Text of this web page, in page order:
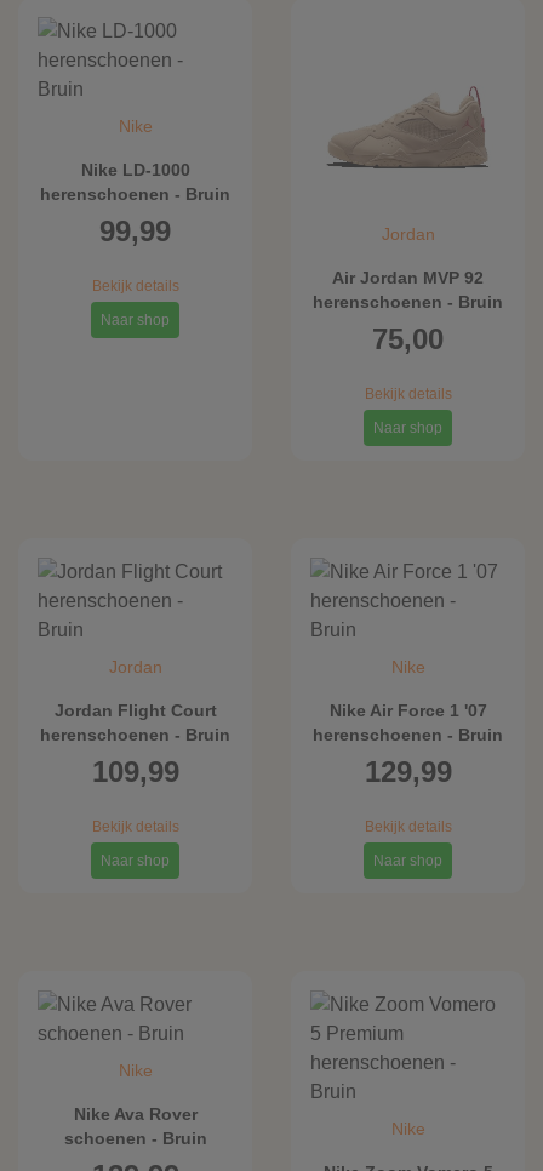
Nike
Nike LD-1000
herenschoenen - Bruin
99,99
Bekijk details
Naar shop
Jordan
Air Jordan MVP 92
herenschoenen - Bruin
75,00
Bekijk details
Naar shop
Jordan
Jordan Flight Court
herenschoenen - Bruin
109,99
Bekijk details
Naar shop
Nike
Nike Air Force 1 '07
herenschoenen - Bruin
129,99
Bekijk details
Naar shop
Nike
Nike Ava Rover
schoenen - Bruin
Nike